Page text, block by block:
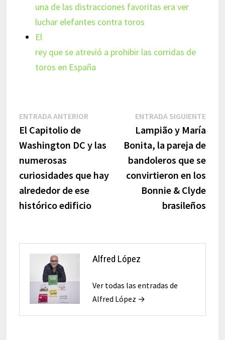
una de las distracciones favoritas era ver
luchar elefantes contra toros
El
rey que se atrevió a prohibir las corridas de
toros en España
Navegación
de
entradas
ENTRADA ANTERIOREntrada
El Capitolio de
Washington DC y las
numerosas
curiosidades que hay
alrededor de ese
histórico edificio
ENTRADA SIGUIENTE
Lampião y María
Bonita, la pareja de
bandoleros que se
convirtieron en los
Bonnie & Clyde
brasileños
Alfred López
Ver todas las entradas de
Alfred López →